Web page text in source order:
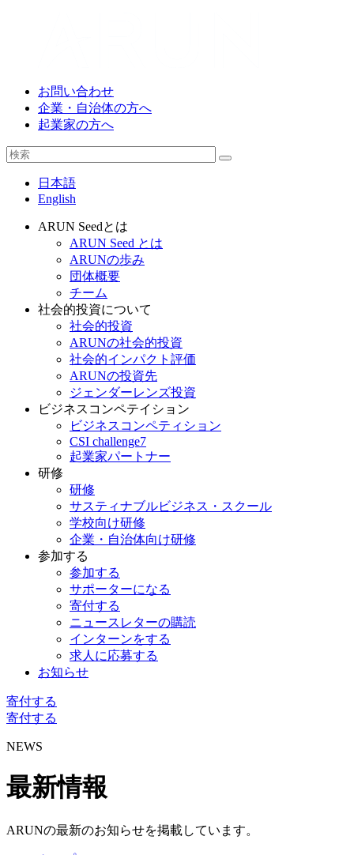
お問い合わせ
企業・自治体の方へ
起業家の方へ
日本語
English
ARUN Seedとは
ARUN Seed とは
ARUNの歩み
団体概要
チーム
社会的投資について
社会的投資
ARUNの社会的投資
社会的インパクト評価
ARUNの投資先
ジェンダーレンズ投資
ビジネスコンペテイション
ビジネスコンペティション
CSI challenge7
起業家パートナー
研修
研修
サスティナブルビジネス・スクール
学校向け研修
企業・自治体向け研修
参加する
参加する
サポーターになる
寄付する
ニュースレターの購読
インターンをする
求人に応募する
お知らせ
寄付する
寄付する
NEWS
最新情報
ARUNの最新のお知らせを掲載しています。